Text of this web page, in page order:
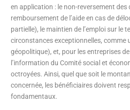
en application : le non-reversement des
remboursement de l’aide en cas de
partielle), le maintien de l’emploi sur le
circonstances exceptionnelles, comme
géopolitique), et, pour les entreprises
l’information du Comité social et
octroyées. Ainsi, quel que soit le
concernée, les bénéficiaires doivent
fondamentaux.